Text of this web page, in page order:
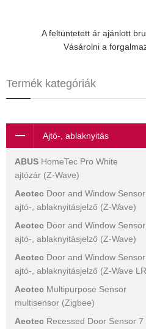
A feltüntetett ár ajánlott
Vásárolni a
Termék kategóriák
Ajtó-, ablaknyitás
ABUS HomeTec Pro White
ajtózár (Z-Wave)
Aeotec Door and Window
ajtó-, ablaknyitásjelző (Z-Wave)
Aeotec Door and Window
ajtó-, ablaknyitásjelző (Z-Wave)
Aeotec Door and Window
ajtó-, ablaknyitásjelző (Z-Wave
Aeotec Multipurpose Sensor
multisensor (Zigbee)
Aeotec Recessed Door Sensor 7